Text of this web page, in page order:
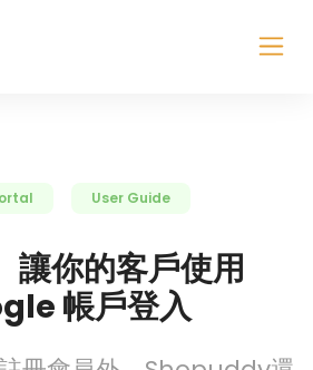
User Guide
讓你的客戶使用
帳戶登入